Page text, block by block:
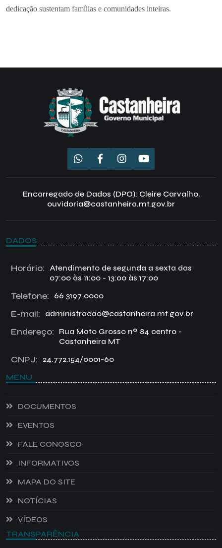
dedicação sustentam famílias e comunidades inteiras.
Encarregado de Dados (DPO): Cleire Carvalho,
ouvidoria@castanheira.mt.gov.br
DADOS
Horário:
Atendimento de segunda a sexta das
07:00 às 11:00 - 13:00 às 17:00
Telefone: 66 3197 0000
E-mail: administracao@castanheira.mt.gov.br
Endereço:
Rua Mato Grosso nº 84 centro -
Castanheira MT
CNPJ: 24.772.154/0001-60
MENU
DOCUMENTOS
EVENTOS
FALE CONOSCO
INFORMATIVOS
MAPA DO SITE
NOTÍCIAS
VÍDEOS
TRANSPARÊNCIA